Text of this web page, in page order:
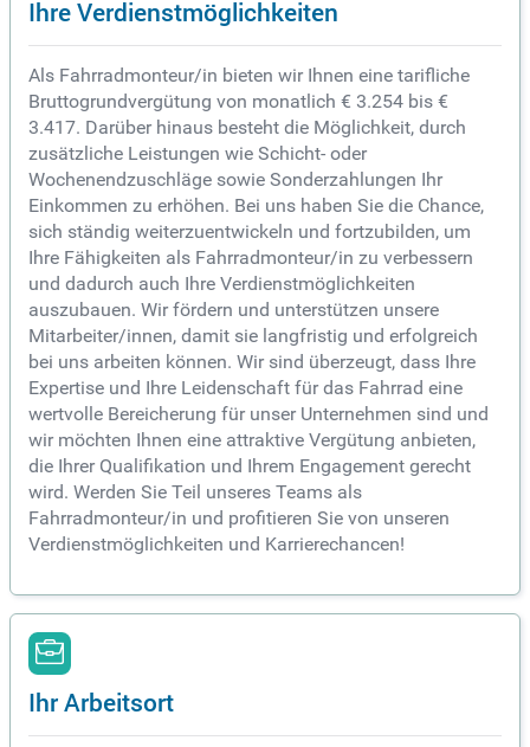
Ihre Verdienstmöglichkeiten
Als Fahrradmonteur/in bieten wir Ihnen eine tarifliche
Bruttogrundvergütung von monatlich € 3.254 bis €
3.417. Darüber hinaus besteht die Möglichkeit, durch
zusätzliche Leistungen wie Schicht- oder
Wochenendzuschläge sowie Sonderzahlungen Ihr
Einkommen zu erhöhen. Bei uns haben Sie die Chance,
sich ständig weiterzuentwickeln und fortzubilden, um
Ihre Fähigkeiten als Fahrradmonteur/in zu verbessern
und dadurch auch Ihre Verdienstmöglichkeiten
auszubauen. Wir fördern und unterstützen unsere
Mitarbeiter/innen, damit sie langfristig und erfolgreich
bei uns arbeiten können. Wir sind überzeugt, dass Ihre
Expertise und Ihre Leidenschaft für das Fahrrad eine
wertvolle Bereicherung für unser Unternehmen sind und
wir möchten Ihnen eine attraktive Vergütung anbieten,
die Ihrer Qualifikation und Ihrem Engagement gerecht
wird. Werden Sie Teil unseres Teams als
Fahrradmonteur/in und profitieren Sie von unseren
Verdienstmöglichkeiten und Karrierechancen!
Ihr Arbeitsort